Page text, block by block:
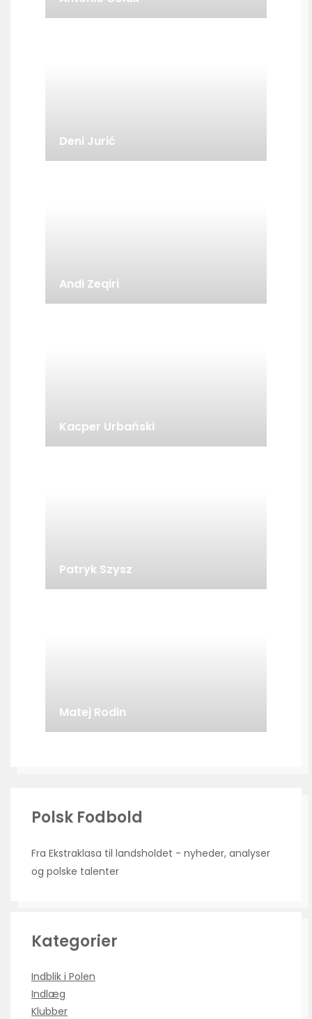
Deni Jurić
Andi Zeqiri
Kacper Urbański
Patryk Szysz
Matej Rodin
Polsk Fodbold
Fra Ekstraklasa til landsholdet - nyheder, analyser
og polske talenter
Kategorier
Indblik i Polen
Indlæg
Klubber